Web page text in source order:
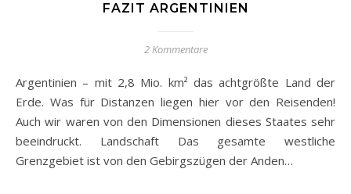
FAZIT ARGENTINIEN
2 Kommentare
Argentinien – mit 2,8 Mio. km² das achtgrößte Land der
Erde. Was für Distanzen liegen hier vor den Reisenden!
Auch wir waren von den Dimensionen dieses Staates sehr
beeindruckt. Landschaft Das gesamte westliche
Grenzgebiet ist von den Gebirgszügen der Anden…